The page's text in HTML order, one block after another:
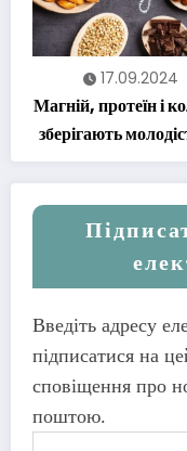
17.09.2024
Магній, протеїн і
зберігають
довгі роки
Введіть адресу
підписатися на
сповіщення про
поштою.